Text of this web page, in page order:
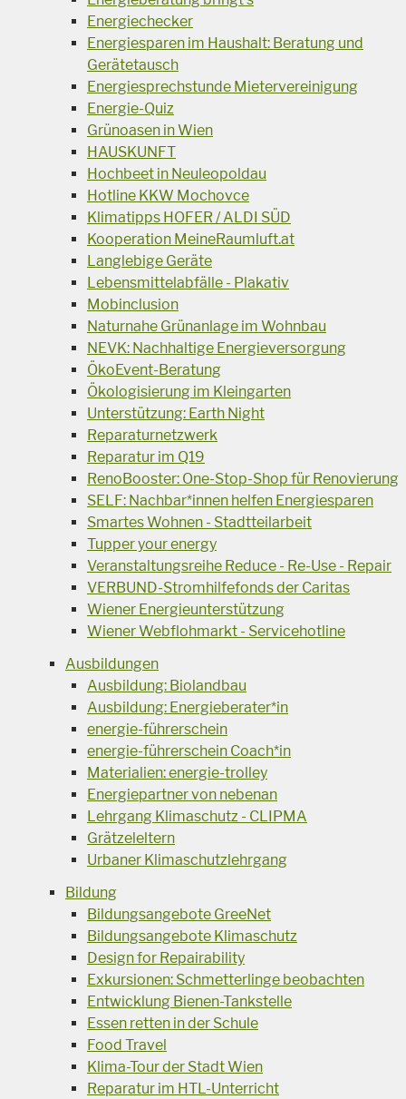
Energiechecker
Energiesparen im Haushalt: Beratung und
Gerätetausch
Energiesprechstunde Mietervereinigung
Energie-Quiz
Grünoasen in Wien
HAUSKUNFT
Hochbeet in Neuleopoldau
Hotline KKW Mochovce
Klimatipps HOFER / ALDI SÜD
Kooperation MeineRaumluft.at
Langlebige Geräte
Lebensmittelabfälle - Plakativ
Mobinclusion
Naturnahe Grünanlage im Wohnbau
NEVK: Nachhaltige Energieversorgung
ÖkoEvent-Beratung
Ökologisierung im Kleingarten
Unterstützung: Earth Night
Reparaturnetzwerk
Reparatur im Q19
RenoBooster: One-Stop-Shop für Renovierung
SELF: Nachbar*innen helfen Energiesparen
Smartes Wohnen - Stadtteilarbeit
Tupper your energy
Veranstaltungsreihe Reduce - Re-Use - Repair
VERBUND-Stromhilfefonds der Caritas
Wiener Energieunterstützung
Wiener Webflohmarkt - Servicehotline
Ausbildungen
Ausbildung: Biolandbau
Ausbildung: Energieberater*in
energie-führerschein
energie-führerschein Coach*in
Materialien: energie-trolley
Energiepartner von nebenan
Lehrgang Klimaschutz - CLIPMA
Grätzeleltern
Urbaner Klimaschutzlehrgang
Bildung
Bildungsangebote GreeNet
Bildungsangebote Klimaschutz
Design for Repairability
Exkursionen: Schmetterlinge beobachten
Entwicklung Bienen-Tankstelle
Essen retten in der Schule
Food Travel
Klima-Tour der Stadt Wien
Reparatur im HTL-Unterricht